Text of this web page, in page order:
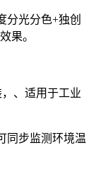
分光分色+独创
果。
、适用于工业
同步监测环境温